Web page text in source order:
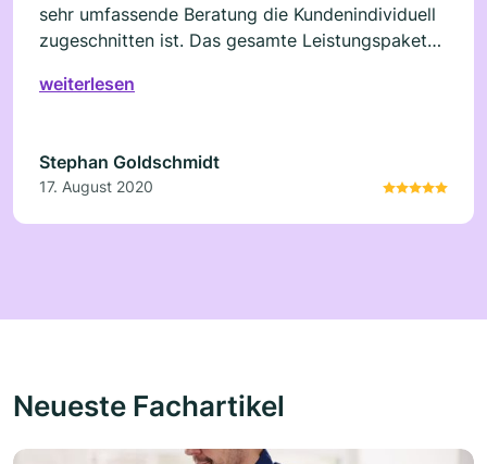
sehr umfassende Beratung die Kundenindividuell
zugeschnitten ist. Das gesamte Leistungspaket
schnelle Abwicklung. Besser geht es nicht. Hier
weiterlesen
Stephan Goldschmidt
17. August 2020
Neueste Fachartikel